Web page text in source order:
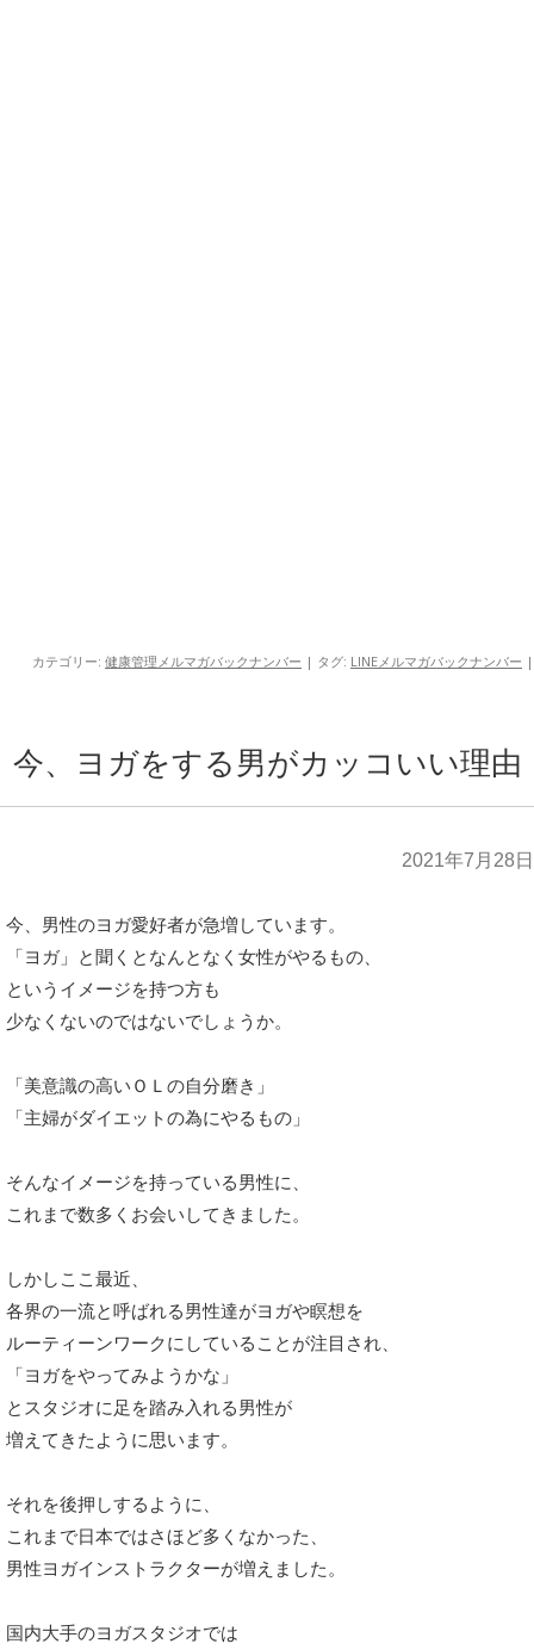
カテゴリー: 健康管理メルマガバックナンバー | タグ: LINEメルマガバックナンバー |
今、ヨガをする男がカッコいい理由
2021年7月28日
今、男性のヨガ愛好者が急増しています。
「ヨガ」と聞くとなんとなく女性がやるもの、
というイメージを持つ方も
少なくないのではないでしょうか。
「美意識の高いＯＬの自分磨き」
「主婦がダイエットの為にやるもの」
そんなイメージを持っている男性に、
これまで数多くお会いしてきました。
しかしここ最近、
各界の一流と呼ばれる男性達がヨガや瞑想を
ルーティーンワークにしていることが注目され、
「ヨガをやってみようかな」
とスタジオに足を踏み入れる男性が
増えてきたように思います。
それを後押しするように、
これまで日本ではさほど多くなかった、
男性ヨガインストラクターが増えました。
国内大手のヨガスタジオでは